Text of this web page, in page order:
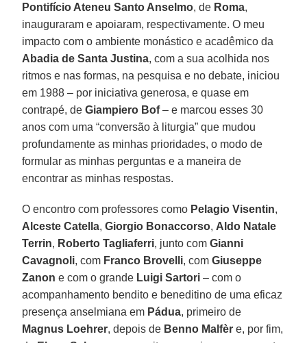
Pontifício Ateneu Santo Anselmo, de Roma,
inauguraram e apoiaram, respectivamente. O meu
impacto com o ambiente monástico e acadêmico da
Abadia de Santa Justina, com a sua acolhida nos
ritmos e nas formas, na pesquisa e no debate, iniciou
em 1988 – por iniciativa generosa, e quase em
contrapé, deGiampiero Bof– e marcou esses 30
anos com uma “conversão à liturgia” que mudou
profundamente as minhas prioridades, o modo de
formular as minhas perguntas e a maneira de
encontrar as minhas respostas.
O encontro com professores como Pelagio Visentin,
Alceste Catella,Giorgio Bonaccorso, Aldo Natale
Terrin, Roberto Tagliaferri, junto comGianni
Cavagnoli, com Franco Brovelli, comGiuseppe
Zanon e com o grande Luigi Sartori – com o
acompanhamento bendito e beneditino de uma eficaz
presença anselmiana em Pádua, primeiro de
Magnus Loehrer, depois de Benno Malfèr e, por fim,